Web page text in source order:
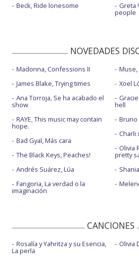
Beck, Ride lonesome
Greta
people
NOVEDADES
Madonna, Confessions II
James Blake, Trying times
Ana Torroja, Se ha acabado el
show
RAYE, This music may contain
hope.
Bad Gyal, Más cara
The Black Keys, Peaches!
Andrés Suárez, Lúa
Fangoria, La verdad o la
imaginación
Muse,
Xoel
hell
Bruno
Charli
Olivia
pretty
CANCIONES
Rosalía y Yahritza y su Esencia,
La perla
Olivia